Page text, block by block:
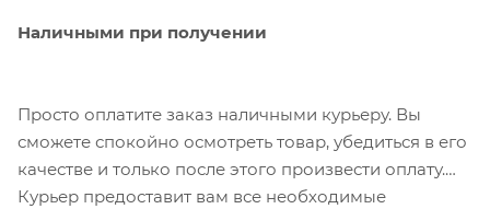
Наличными при получении
Просто оплатите заказ наличными курьеру. Вы
сможете спокойно осмотреть товар, убедиться в его
качестве и только после этого произвести оплату.
Курьер предоставит вам все необходимые